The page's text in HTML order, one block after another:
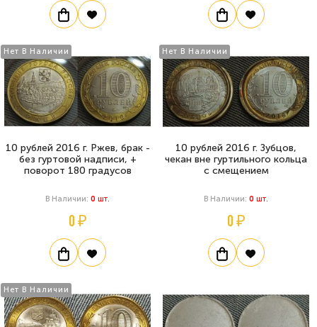
Нет В Наличии
10 рублей 2016 г. Ржев, брак -
без гуртовой надписи, +
поворот 180 градусов
В Наличии: 0 Шт.
0 ₽
Нет В Наличии
10 рублей 2016 г. Зубцов,
чекан вне гуртильного кольца
с смещением
В Наличии: 0 Шт.
0 ₽
Нет В Наличии